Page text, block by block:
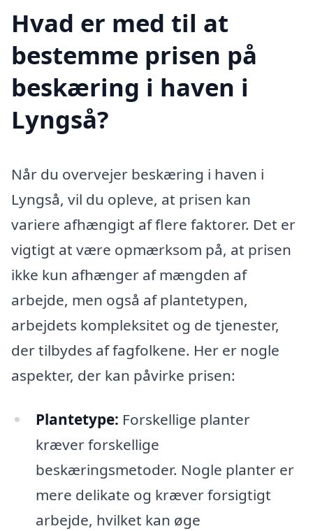
Hvad er med til at
bestemme prisen på
beskæring i haven i
Lyngså?
Når du overvejer beskæring i haven i
Lyngså, vil du opleve, at prisen kan
variere afhængigt af flere faktorer. Det er
vigtigt at være opmærksom på, at prisen
ikke kun afhænger af mængden af
arbejde, men også af plantetypen,
arbejdets kompleksitet og de tjenester,
der tilbydes af fagfolkene. Her er nogle
aspekter, der kan påvirke prisen:
Plantetype: Forskellige planter
kræver forskellige
beskæringsmetoder. Nogle planter er
mere delikate og kræver forsigtigt
arbejde, hvilket kan øge